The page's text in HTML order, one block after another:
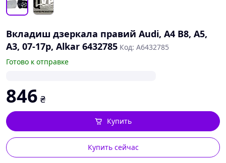
Вкладиш дзеркала правий Audi, A4 B8, A5,
A3, 07-17р, Alkar 6432785 Код: A6432785
Готово к отправке
846 ₴
Купить сейчас
Купить